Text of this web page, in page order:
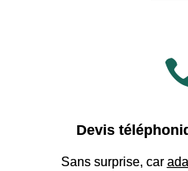
Devis
Sans surprise, car